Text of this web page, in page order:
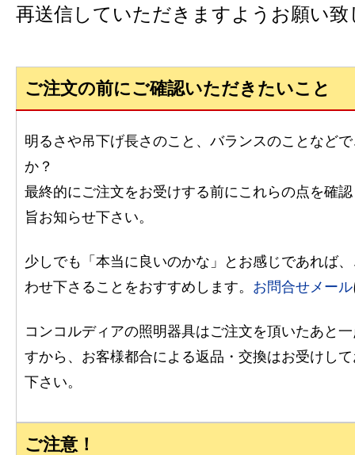
再送信していただきますようお願い致
ご注文の前にご確認いただきたいこと
明るさや吊下げ長さのこと、バランスのことなど
か？
最終的にご注文をお受けする前にこれらの点を確
旨お知らせ下さい。
少しでも「本当に良いのかな」とお感じであれば
わせ下さることをおすすめします。 お問合せメール
コンコルディアの照明器具はご注文を頂いたあと
すから、お客様都合による返品・交換はお受けし
下さい。
ご注意！